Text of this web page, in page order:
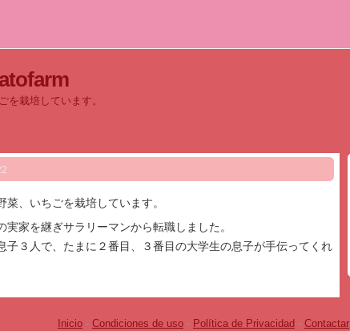
を栽培しています。
菜、いちごを栽培しています。
実家を継ぎサラリーマンから転職しました。
子３人で、たまに２番目、３番目の大学生の息子が手伝ってくれ
Inicio - Condiciones de uso - Política de Privacidad - Contactar